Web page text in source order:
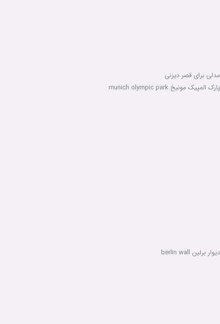
مدلی برای قصر دیزنی
پارک المپیک مونیخ munich olympic park
دیوار برلین berlin wall